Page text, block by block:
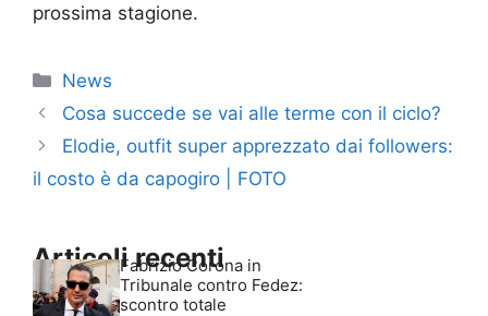
prossima stagione.
Categorie
News
Cosa succede se vai alle terme con il ciclo?
Elodie, outfit super apprezzato dai followers:
il costo è da capogiro | FOTO
Articoli recenti
Fabrizio Corona in
Tribunale contro Fedez:
scontro totale